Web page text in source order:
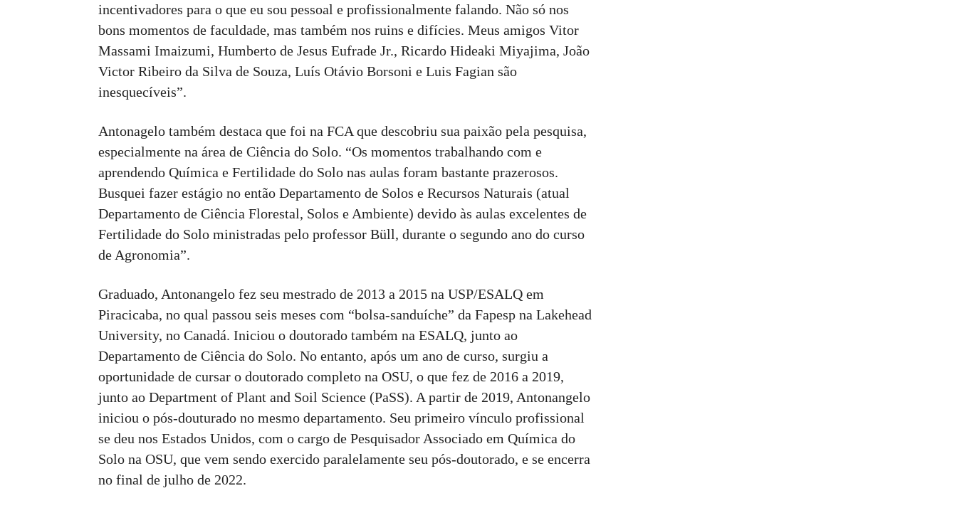
incentivadores para o que eu sou pessoal e profissionalmente falando. Não só nos
bons momentos de faculdade, mas também nos ruins e difícies. Meus amigos Vitor
Massami Imaizumi, Humberto de Jesus Eufrade Jr., Ricardo Hideaki Miyajima, João
Victor Ribeiro da Silva de Souza, Luís Otávio Borsoni e Luis Fagian são
inesquecíveis”.
Antonagelo também destaca que foi na FCA que descobriu sua paixão pela pesquisa,
especialmente na área de Ciência do Solo. “Os momentos trabalhando com e
aprendendo Química e Fertilidade do Solo nas aulas foram bastante prazerosos.
Busquei fazer estágio no então Departamento de Solos e Recursos Naturais (atual
Departamento de Ciência Florestal, Solos e Ambiente) devido às aulas excelentes de
Fertilidade do Solo ministradas pelo professor Büll, durante o segundo ano do curso
de Agronomia”.
Graduado, Antonangelo fez seu mestrado de 2013 a 2015 na USP/ESALQ em
Piracicaba, no qual passou seis meses com “bolsa-sanduíche” da Fapesp na Lakehead
University, no Canadá. Iniciou o doutorado também na ESALQ, junto ao
Departamento de Ciência do Solo. No entanto, após um ano de curso, surgiu a
oportunidade de cursar o doutorado completo na OSU, o que fez de 2016 a 2019,
junto ao Department of Plant and Soil Science (PaSS). A partir de 2019, Antonangelo
iniciou o pós-douturado no mesmo departamento. Seu primeiro vínculo profissional
se deu nos Estados Unidos, com o cargo de Pesquisador Associado em Química do
Solo na OSU, que vem sendo exercido paralelamente seu pós-doutorado, e se encerra
no final de julho de 2022.